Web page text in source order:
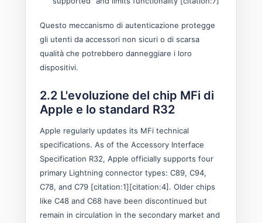
Questo meccanismo di autenticazione protegge
gli utenti da accessori non sicuri o di scarsa
qualità che potrebbero danneggiare i loro
dispositivi.
2.2 L'evoluzione del chip MFi di
Apple e lo standard R32
Apple regularly updates its MFi technical
specifications. As of the Accessory Interface
Specification R32, Apple officially supports four
primary Lightning connector types: C89, C94,
C78, and C79 [citation:1][citation:4]. Older chips
like C48 and C68 have been discontinued but
remain in circulation in the secondary market and